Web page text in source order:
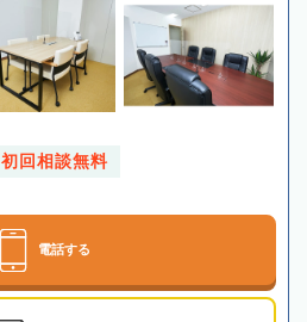
初回相談無料
電話する